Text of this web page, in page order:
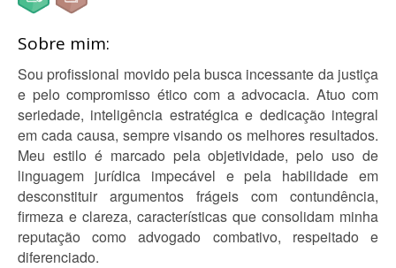
Sobre mim:
Sou profissional movido pela busca incessante da justiça
e pelo compromisso ético com a advocacia. Atuo com
seriedade, inteligência estratégica e dedicação integral
em cada causa, sempre visando os melhores resultados.
Meu estilo é marcado pela objetividade, pelo uso de
linguagem jurídica impecável e pela habilidade em
desconstituir argumentos frágeis com contundência,
firmeza e clareza, características que consolidam minha
reputação como advogado combativo, respeitado e
diferenciado.